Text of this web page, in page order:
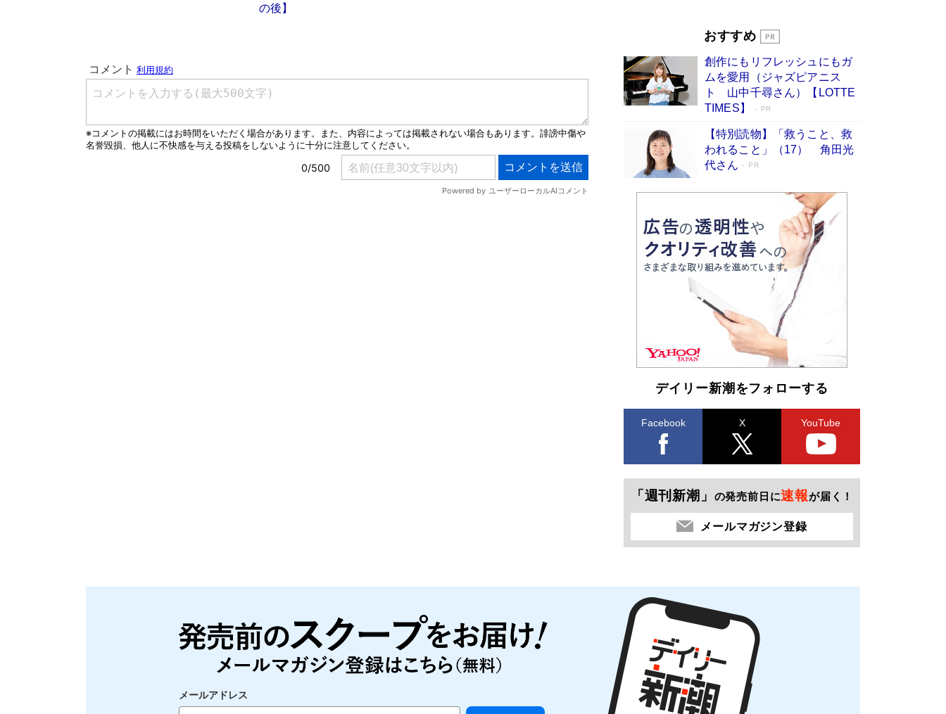
の後】
俳優・高嶋政伸が家族に教わった“人を育てるコ
東野圭吾、伊坂幸太郎の人気シリーズ最新作どち
らも文庫化 映画化された直木賞受賞作もランク
イン［文庫ベストセラー］
Book Bang
おすすめ
創作にもリフレッシュにもガ
ムを愛用（ジャズピアニス
ト 山中千尋さん）【LOTTE
TIMES】
PR
【特別読物】「救うこと、救
われること」（17） 角田光
代さん
PR
デイリー新潮をフォローする
Facebook X YouTube
「週刊新潮」 の発売前日に速報が届く！
メールマガジン登録
メールアドレス